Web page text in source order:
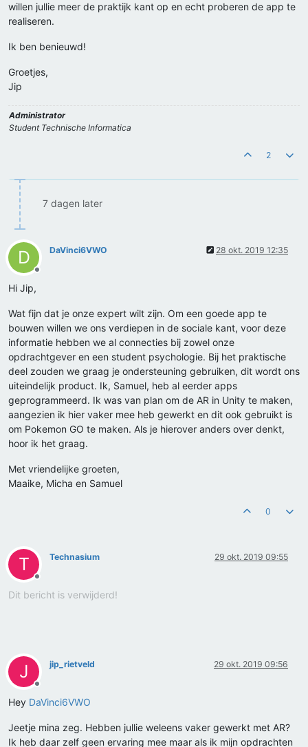
willen jullie meer de praktijk kant op en echt proberen de app te
realiseren.
Ik ben benieuwd!
Groetjes,
Jip
Administrator
Student Technische Informatica
2
7 dagen later
D
Offline
DaVinci6VWO 28 okt. 2019 12:35
Hi Jip,
Wat fijn dat je onze expert wilt zijn. Om een goede app te
bouwen willen we ons verdiepen in de sociale kant, voor deze
informatie hebben we al connecties bij zowel onze
opdrachtgever en een student psychologie. Bij het praktische
deel zouden we graag je ondersteuning gebruiken, dit wordt ons
uiteindelijk product. Ik, Samuel, heb al eerder apps
geprogrammeerd. Ik was van plan om de AR in Unity te maken,
aangezien ik hier vaker mee heb gewerkt en dit ook gebruikt is
om Pokemon GO te maken. Als je hierover anders over denkt,
hoor ik het graag.
Met vriendelijke groeten,
Maaike, Micha en Samuel
0
T
Offline
Technasium 29 okt. 2019 09:55
Dit bericht is verwijderd!
J
Offline
jip_rietveld 29 okt. 2019 09:56
Hey DaVinci6VWO
Jeetje mina zeg. Hebben jullie weleens vaker gewerkt met AR?
Ik heb daar zelf geen ervaring mee maar als ik mijn opdrachten